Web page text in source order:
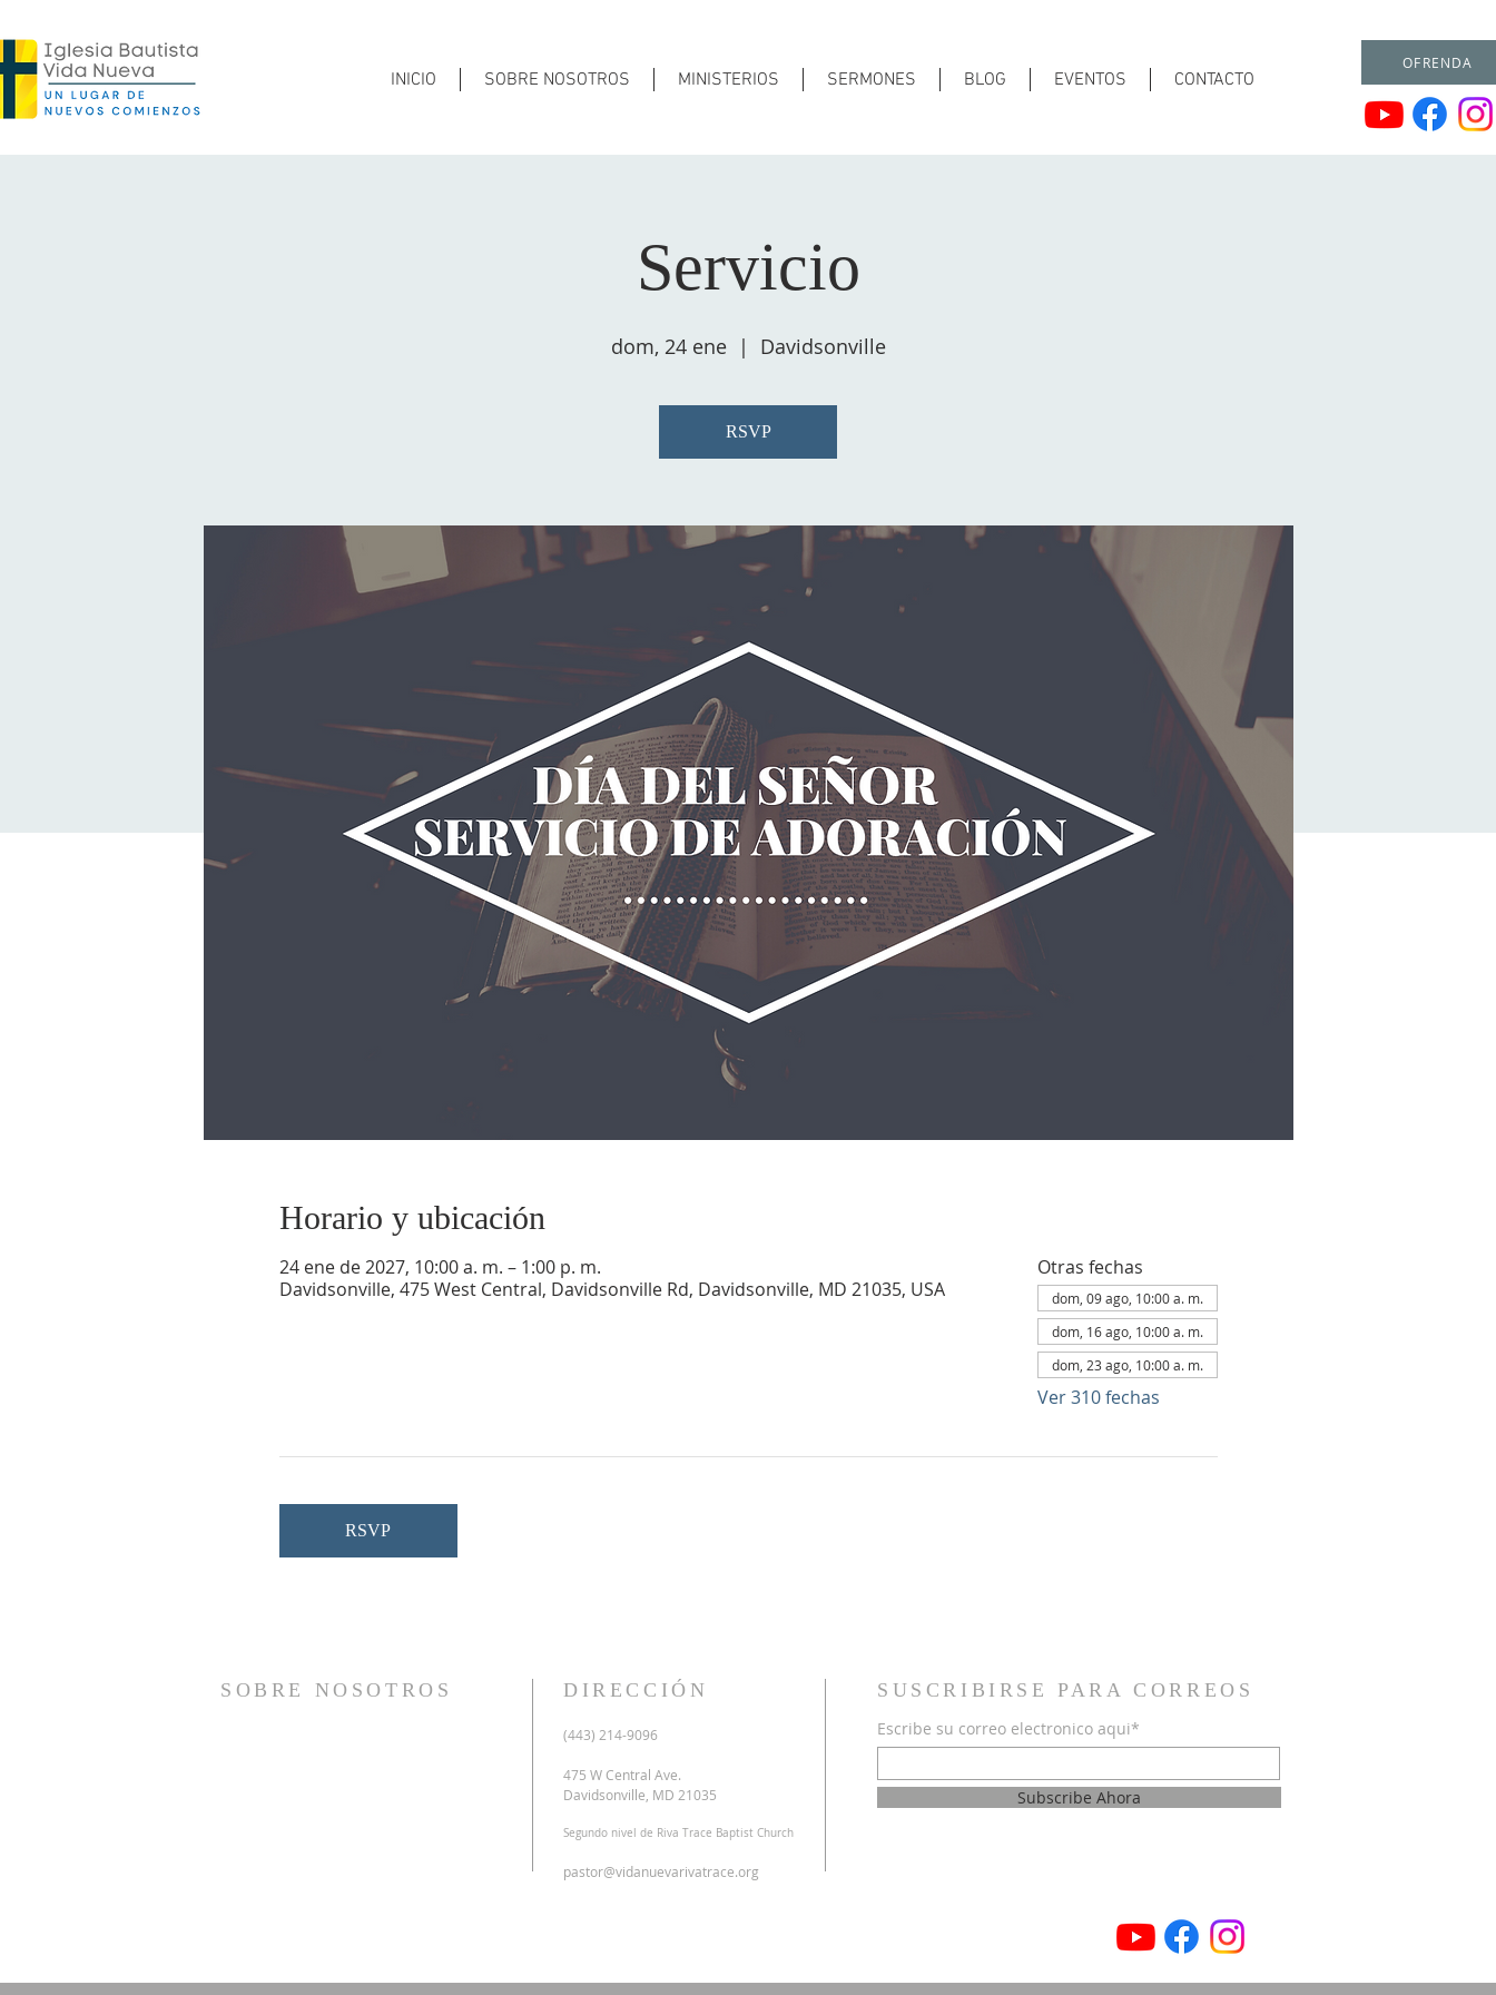
INICIO SOBRE NOSOTROS MINISTERIOS SERMONES BLOG EVENTOS CONTACTO
OFRENDA
Servicio
dom, 24 ene
  |
Davidsonville
RSVP
Horario y ubicación
24 ene de 2027, 10:00 a. m. – 1:00 p. m.
Davidsonville, 475 West Central, Davidsonville Rd, Davidsonville, MD 21035, USA
Otras fechas
dom, 09 ago, 10:00 a. m.
dom, 16 ago, 10:00 a. m.
dom, 23 ago, 10:00 a. m.
Ver 310 fechas
RSVP
SOBRE NOSOTROS DIRECCIÓN
(443) 214-9096
475 W Central Ave.
Davidsonville, MD 21035
Segundo nivel de Riva Trace Baptist Church
pastor@vidanuevarivatrace.org
SUSCRIBIRSE PARA CORREOS
Escribe su correo electronico aqui*
Subscribe Ahora